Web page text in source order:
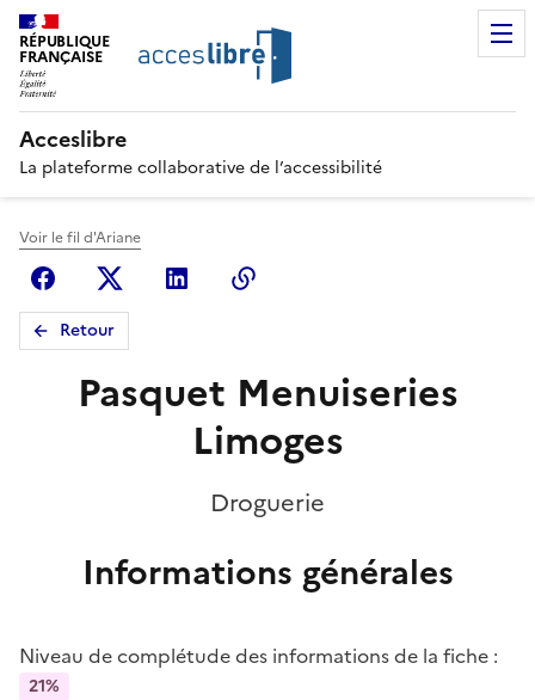
RÉPUBLIQUE
FRANÇAISE
Acceslibre
La plateforme collaborative de l’accessibilité
Voir le fil d'Ariane
FacebookX (anciennement Twitter)
Linkedin
Retour
Pasquet Menuiseries
Limoges
Droguerie
Informations générales
Niveau de complétude des informations de la fiche :
21%